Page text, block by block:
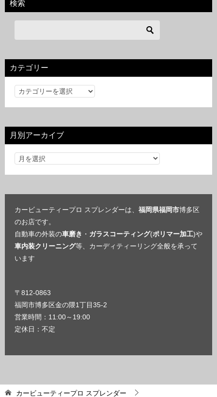
検索
カテゴリー
カ
リ
ー
月別アーカイブ
カービューティープロ スプレンダーは、 福岡県福岡市博多区
のお店です。
自動車の外装の車磨き ・ ガラスコーティング(ポリマー加工)や
車内装クリーニング等、カーディティーリング全般を承って
います
〒812-0863
福岡市博多区金の隈1丁目35-2
営業時間：11:00～19:00
定休日：不定
カービューティープロ スプレンダー